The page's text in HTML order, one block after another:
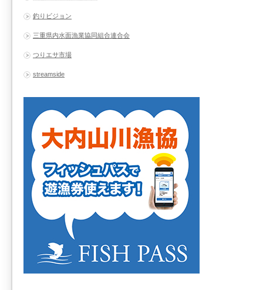
釣りビジョン
三重県内水面漁業協同組合連合会
つりエサ市場
streamside